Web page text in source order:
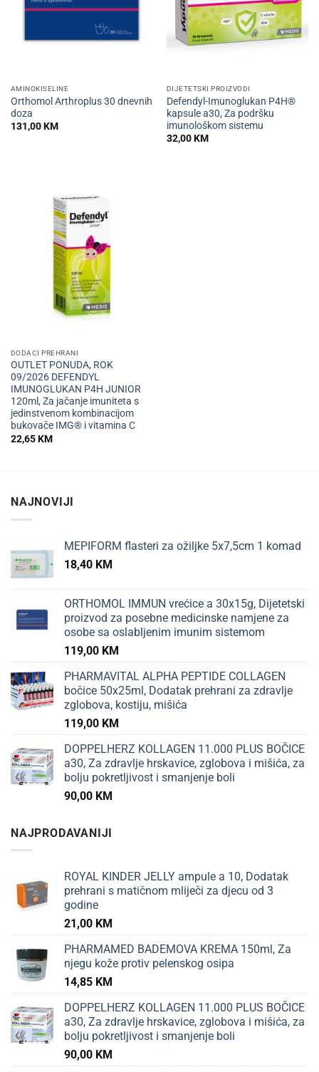
AMINOKISELINE
Orthomol Arthroplus 30 dnevnih
doza
131,00KM
DIJETETSKI PROIZVODI
Defendyl-Imunoglukan P4H®
kapsule a30, Za podršku
imunološkom sistemu
32,00KM
DODACI PREHRANI
OUTLET PONUDA, ROK
09/2026 DEFENDYL
IMUNOGLUKAN P4H JUNIOR
120ml, Za jačanje imuniteta s
jedinstvenom kombinacijom
bukovače IMG® i vitamina C
22,65KM
NAJNOVIJI
MEPIFORM flasteri za ožiljke 5x7,5cm 1 komad
18,40 KM
ORTHOMOL IMMUN vrećice a 30x15g, Dijetetski
proizvod za posebne medicinske namjene za
osobe sa oslabljenim imunim sistemom
119,00 KM
PHARMAVITAL ALPHA PEPTIDE COLLAGEN
bočice 50x25ml, Dodatak prehrani za zdravlje
zglobova, kostiju, mišića
119,00 KM
DOPPELHERZ KOLLAGEN 11.000 PLUS BOČICE
a30, Za zdravlje hrskavice, zglobova i mišića, za
bolju pokretljivost i smanjenje boli
90,00 KM
NAJPRODAVANIJI
ROYAL KINDER JELLY ampule a 10, Dodatak
prehrani s matičnom mliječi za djecu od 3
godine
21,00 KM
PHARMAMED BADEMOVA KREMA 150ml, Za
njegu kože protiv pelenskog osipa
14,85 KM
DOPPELHERZ KOLLAGEN 11.000 PLUS BOČICE
a30, Za zdravlje hrskavice, zglobova i mišića, za
bolju pokretljivost i smanjenje boli
90,00 KM